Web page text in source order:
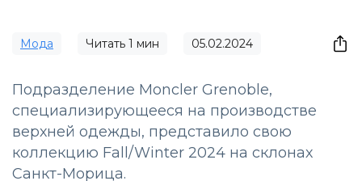
Мода Читать 1 мин 05.02.2024
Подразделение Moncler Grenoble,
специализирующееся на производстве
верхней одежды, представило свою
коллекцию Fall/Winter 2024 на склонах
Санкт-Морица.